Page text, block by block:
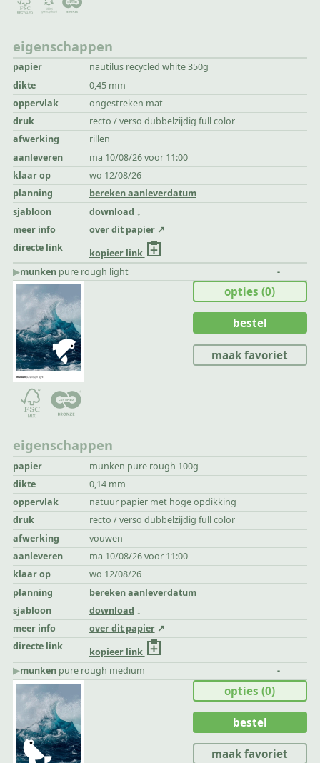
eigenschappen
papier
nautilus recycled white 350g
dikte
0,45 mm
oppervlak
ongestreken mat
druk
recto / verso dubbelzijdig full color
afwerking
rillen
aanleveren
ma 10/08/26 voor 11:00
klaar op
wo 12/08/26
planning
bereken aanleverdatum
sjabloon
download
meer info
over dit papier
directe link
kopieer link
▶︎munken pure rough light -
eigenschappen
papier
munken pure rough 100g
dikte
0,14 mm
oppervlak
natuur papier met hoge opdikking
druk
recto / verso dubbelzijdig full color
afwerking
vouwen
aanleveren
ma 10/08/26 voor 11:00
klaar op
wo 12/08/26
planning
bereken aanleverdatum
sjabloon
download
meer info
over dit papier
directe link
kopieer link
opties(0)
bestel
maak favoriet
▶︎munken pure rough medium -
opties(0)
bestel
maak favoriet